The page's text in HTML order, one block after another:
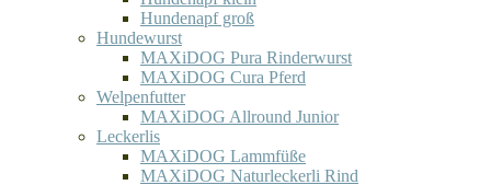
Hundenapf groß
Hundewurst
MAXiDOG Pura Rinderwurst
MAXiDOG Cura Pferd
Welpenfutter
MAXiDOG Allround Junior
Leckerlis
MAXiDOG Lammfüße
MAXiDOG Naturleckerli Rind